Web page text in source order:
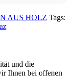
AUS HOLZ Tags:
und die
Ihnen bei offenen